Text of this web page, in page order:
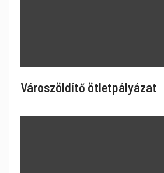
Városzöldítő ötletpályázat